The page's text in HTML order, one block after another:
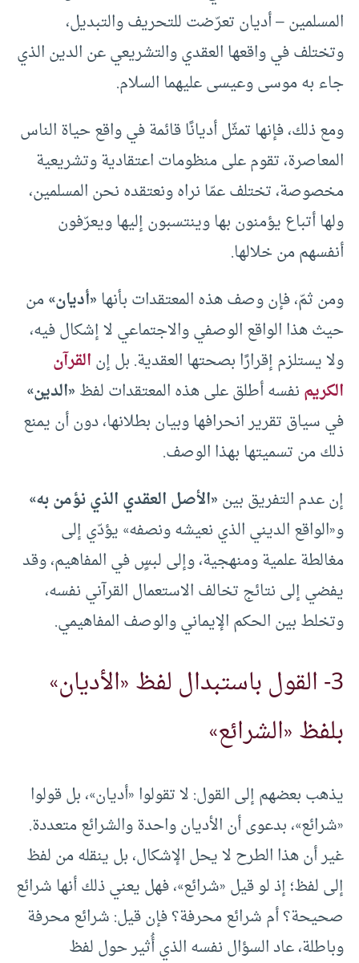
المسلمين – أديان تعرّضت للتحريف والتبديل،
وتختلف في واقعها العقدي والتشريعي عن الدين الذي
جاء به موسى وعيسى عليهما السلام.
ومع ذلك، فإنها تمثّل أديانًا قائمة في واقع حياة الناس
المعاصرة، تقوم على منظومات اعتقادية وتشريعية
مخصوصة، تختلف عمّا نراه ونعتقده نحن المسلمين،
ولها أتباع يؤمنون بها وينتسبون إليها ويعرّفون
أنفسهم من خلالها.
ومن ثمّ، فإن وصف هذه المعتقدات بأنها«أديان»من
حيث هذا الواقع الوصفي والاجتماعي لا إشكال فيه،
ولا يستلزم إقرارًا بصحتها العقدية. بل إنالقرآن
الكريمنفسه أطلق على هذه المعتقدات لفظ«الدين»
في سياق تقرير انحرافها وبيان بطلانها، دون أن يمنع
ذلك من تسميتها بهذا الوصف.
إن عدم التفريق بين«الأصل العقدي الذي نؤمن به»
و«الواقع الديني الذي نعيشه ونصفه» يؤدّي إلى
مغالطة علمية ومنهجية، وإلى لبسٍ في المفاهيم، وقد
يفضي إلى نتائج تخالف الاستعمال القرآني نفسه،
وتخلط بين الحكم الإيماني والوصف المفاهيمي.
3- القول باستبدال لفظ «الأديان»
بلفظ «الشرائع»
يذهب بعضهم إلى القول: لا تقولوا «أديان»، بل قولوا
«شرائع»، بدعوى أن الأديان واحدة والشرائع متعددة.
غير أن هذا الطرح لا يحل الإشكال، بل ينقله من لفظ
إلى لفظ؛ إذ لو قيل «شرائع»، فهل يعني ذلك أنها شرائع
صحيحة؟ أم شرائع محرفة؟ فإن قيل: شرائع محرفة
وباطلة، عاد السؤال نفسه الذي أُثير حول لفظ